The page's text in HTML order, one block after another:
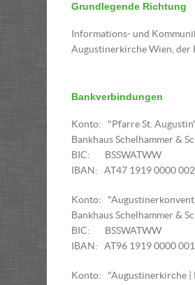
Grundlegende Richtung
Informations- und
Augustinerkirche Wien, der
Bankverbindungen
Konto: "Pfarre St.
Bankhaus Schelhammer &
BIC: BSSWATWW
IBAN: AT47 1919 0000
Konto: "Augustinerkonvent
Bankhaus Schelhammer &
BIC: BSSWATWW
IBAN: AT96 1919 0000
Konto: "Augustinerkirche |